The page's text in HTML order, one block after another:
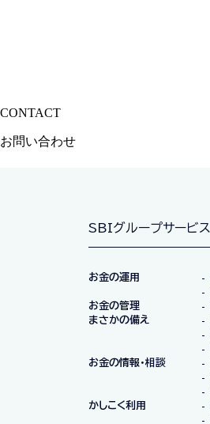
CONTACT
お問い合わせ
SBIグループサービス
お金の運用
お金の管理
まさかの備え
お金の情報・相談
かしこく利用